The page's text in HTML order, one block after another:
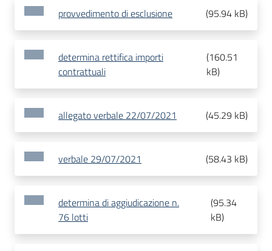
provvedimento di esclusione (95.94 kB)
determina rettifica importi
contrattuali
(160.51
kB)
allegato verbale 22/07/2021 (45.29 kB)
verbale 29/07/2021 (58.43 kB)
determina di aggiudicazione n.
76 lotti
(95.34
kB)